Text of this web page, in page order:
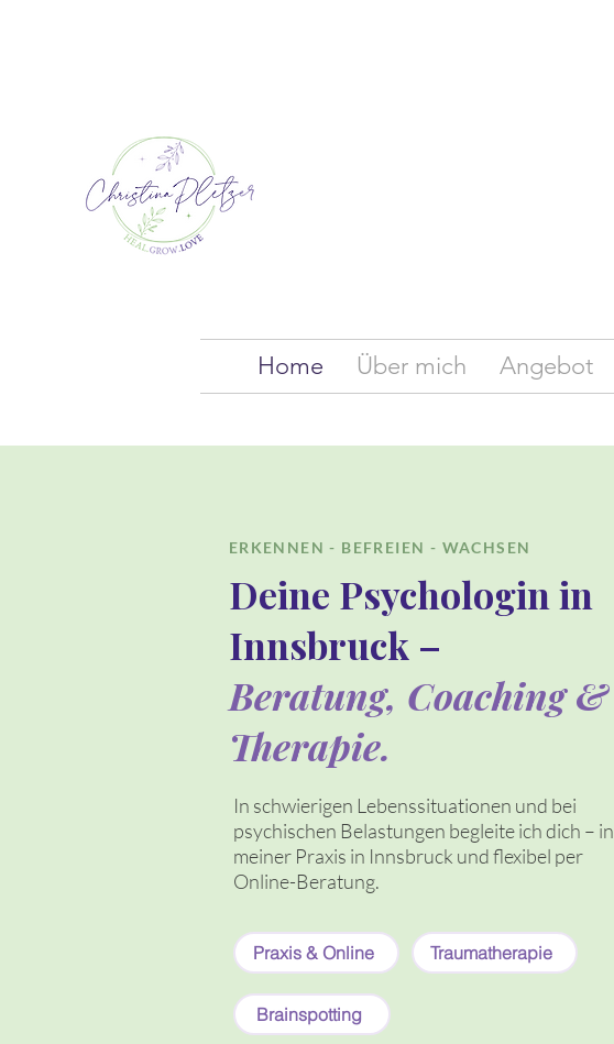
Home Über mich Angebot
ERKENNEN - BEFREIEN - WACHSEN
Deine Psychologin in
Innsbruck –
Beratung, Coaching &
Therapie.
In schwierigen Lebenssituationen und bei
psychischen Belastungen begleite ich dich – in
meiner Praxis in Innsbruck und flexibel per
Online-Beratung.
Praxis & Online Traumatherapie
Brainspotting